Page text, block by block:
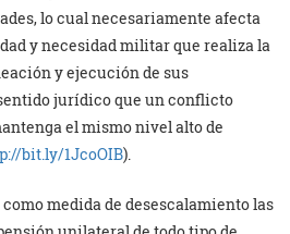
lo cual necesariamente afecta
y necesidad militar que realiza la
y ejecución de sus
jurídico que un conflicto
el mismo nivel alto de
bit.ly/1JcoOIB).
medida de desescalamiento las